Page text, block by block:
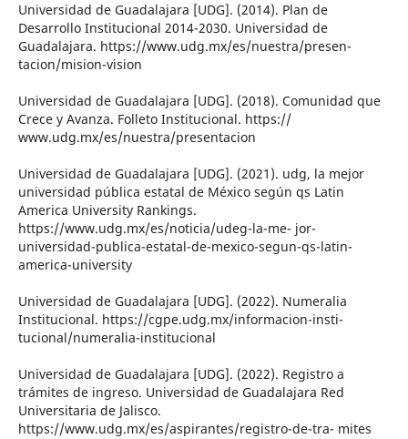
Universidad de Guadalajara [UDG]. (2014). Plan de
Desarrollo Institucional 2014-2030. Universidad de
Guadalajara. https://www.udg.mx/es/nuestra/presen-
tacion/mision-vision
Universidad de Guadalajara [UDG]. (2018). Comunidad que
Crece y Avanza. Folleto Institucional. https://
www.udg.mx/es/nuestra/presentacion
Universidad de Guadalajara [UDG]. (2021). udg, la mejor
universidad pública estatal de México según qs Latin
America University Rankings.
https://www.udg.mx/es/noticia/udeg-la-me- jor-
universidad-publica-estatal-de-mexico-segun-qs-latin-
america-university
Universidad de Guadalajara [UDG]. (2022). Numeralia
Institucional. https://cgpe.udg.mx/informacion-insti-
tucional/numeralia-institucional
Universidad de Guadalajara [UDG]. (2022). Registro a
trámites de ingreso. Universidad de Guadalajara Red
Universitaria de Jalisco.
https://www.udg.mx/es/aspirantes/registro-de-tra- mites